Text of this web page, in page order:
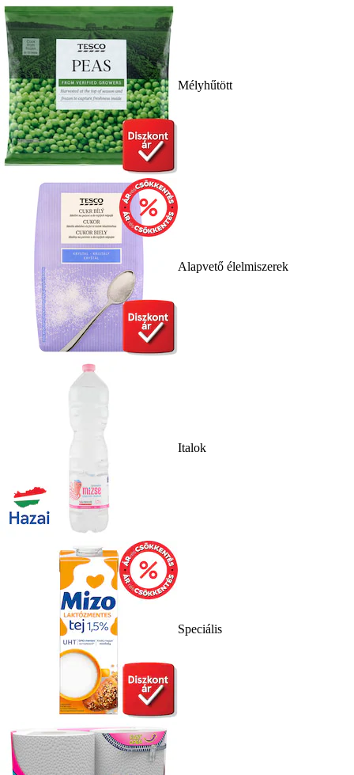
Mélyhűtött
Alapvető élelmiszerek
Italok
Speciális